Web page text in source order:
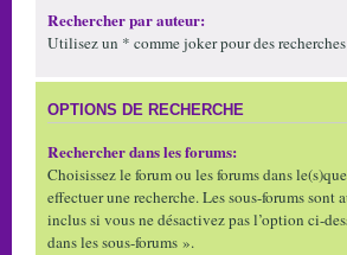
Rechercher par auteur:
Utilisez un * comme joker pour des
OPTIONS DE RECHERCHE
Rechercher dans les forums:
Choisissez le forum ou les forums dans
effectuer une recherche. Les sous-forums sont
inclus si vous ne désactivez pas l’option ci-
dans les sous-forums ».